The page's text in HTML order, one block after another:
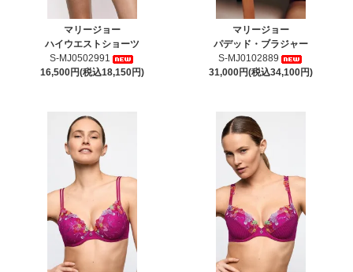
マリージョー
ハイウエストショーツ
S-MJ0502991
16,500円(税込18,150円)
マリージョー
パデッド・ブラジャー
S-MJ0102889
31,000円(税込34,100円)